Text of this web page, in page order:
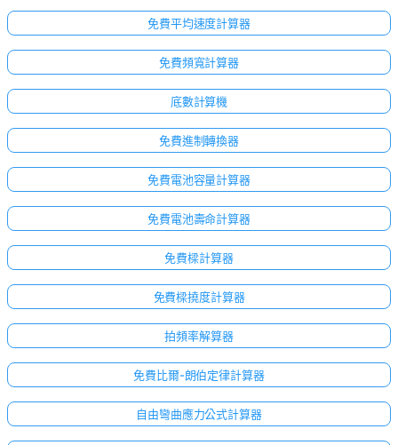
免費平均速度計算器
免費頻寬計算器
底數計算機
免費進制轉換器
免費電池容量計算器
免費電池壽命計算器
免費樑計算器
免費樑撓度計算器
拍頻率解算器
免費比爾-朗伯定律計算器
自由彎曲應力公式計算器